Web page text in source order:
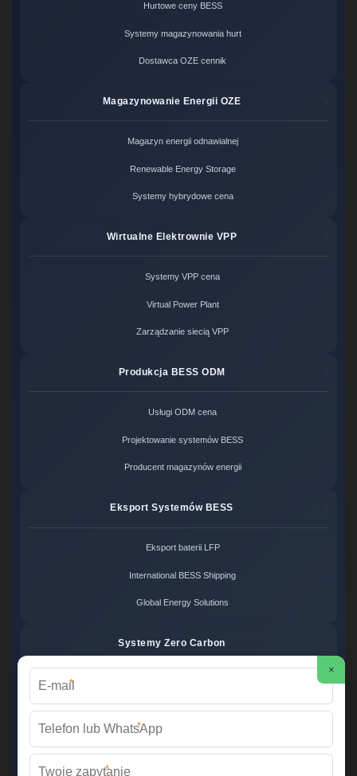
Hurtowe ceny BESS
Systemy magazynowania hurt
Dostawca OZE cennik
Magazynowanie Energii OZE
Magazyn energii odnawialnej
Renewable Energy Storage
Systemy hybrydowe cena
Wirtualne Elektrownie VPP
Systemy VPP cena
Virtual Power Plant
Zarządzanie siecią VPP
Produkcja BESS ODM
Usługi ODM cena
Projektowanie systemów BESS
Producent magazynów energii
Eksport Systemów BESS
Eksport baterii LFP
International BESS Shipping
Global Energy Solutions
Systemy Zero Carbon
Zero Carbon Energy
Ekologiczne rozwiązania OZE
×
*
*
*